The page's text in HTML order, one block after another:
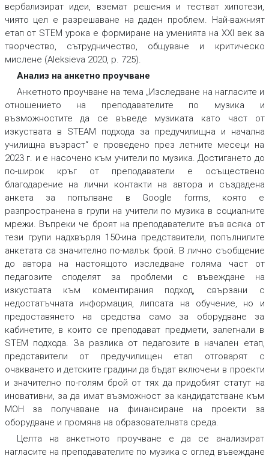
вербализират идеи, вземат решения и тестват хипотези,
чиято цел е разрешаване на даден проблем. Най-важният
етап от STEM урока е формиране на уменията на XXI век за
творчество, сътрудничество, общуване и критическо
мислене (Aleksieva 2020, p. 725).
Анализ на анкетно проучване
Анкетното проучване на тема „Изследване на нагласите и
отношението на преподавателите по музика и
възможностите да се въведе музиката като част от
изкуствата в STEAM подхода за предучилищна и начална
училищна възраст“ е проведено през летните месеци на
2023 г. и е насочено към учители по музика. Достигането до
по-широк кръг от преподаватели е осъществено
благодарение на лични контакти на автора и създадена
анкета за попълване в Google forms, която е
разпространена в групи на учители по музика в социалните
мрежи. Въпреки че броят на преподавателите във всяка от
тези групи надхвърля 150-ина представители, попълнилите
анкетата са значително по-малък брой. В лично съобщение
до автора на настоящото изследване голяма част от
педагозите споделят за проблеми с въвеждане на
изкуствата към коментирания подход, свързани с
недостатъчната информация, липсата на обучение, но и
предоставянето на средства само за оборудване за
кабинетите, в които се преподават предмети, залегнали в
STEM подхода. За разлика от педагозите в начален етап,
представители от предучилищен етап отговарят с
очакването и детските градини да бъдат включени в проекти
и значително по-голям брой от тях да придобият статут на
иновативни, за да имат възможност за кандидатстване към
МОН за получаване на финансиране на проекти за
оборудване и промяна на образователната среда.
Целта на анкетното проучване е да се анализират
нагласите на преподавателите по музика с оглед въвеждане